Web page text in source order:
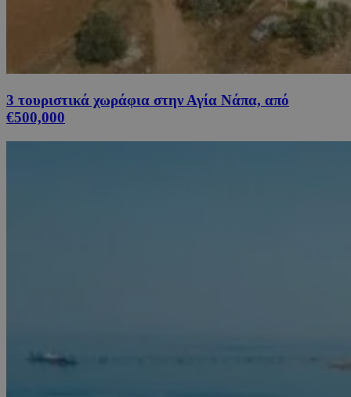
3 τουριστικά χωράφια στην Αγία Νάπα, από
€500,000